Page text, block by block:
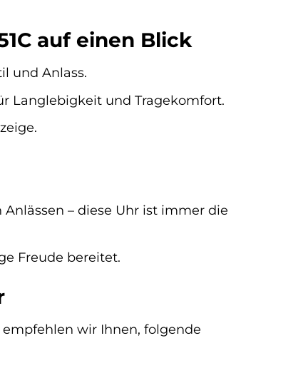
auf einen Blick
und Anlass.
Langlebigkeit und Tragekomfort.
– diese Uhr ist immer die
Freude bereitet.
empfehlen wir Ihnen, folgende